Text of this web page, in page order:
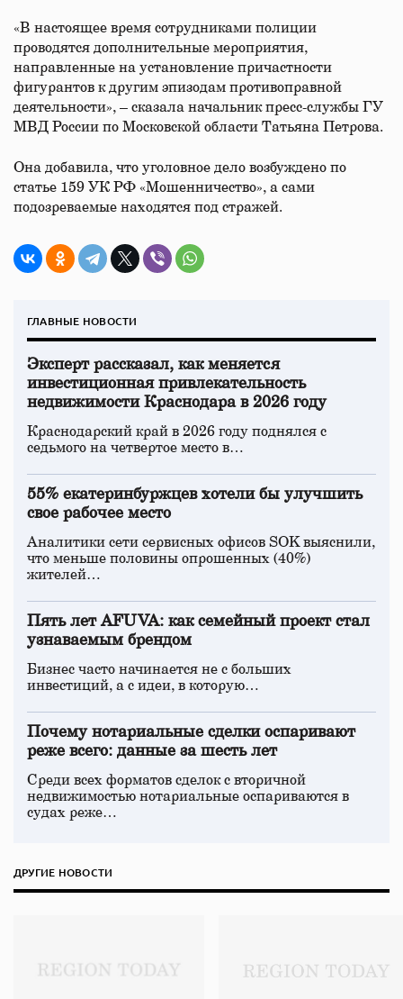
«В настоящее время сотрудниками полиции
проводятся дополнительные мероприятия,
направленные на установление причастности
фигурантов к другим эпизодам противоправной
деятельности», – сказала начальник пресс-службы ГУ
МВД России по Московской области Татьяна Петрова.
Она добавила, что уголовное дело возбуждено по
статье 159 УК РФ «Мошенничество», а сами
подозреваемые находятся под стражей.
ГЛАВНЫЕ НОВОСТИ
Эксперт рассказал, как меняется
инвестиционная привлекательность
недвижимости Краснодара в 2026 году
Краснодарский край в 2026 году поднялся с
седьмого на четвертое место в…
55% екатеринбуржцев хотели бы улучшить
свое рабочее место
Аналитики сети сервисных офисов SOK выяснили,
что меньше половины опрошенных (40%)
жителей…
Пять лет AFUVA: как семейный проект стал
узнаваемым брендом
Бизнес часто начинается не с больших
инвестиций, а с идеи, в которую…
Почему нотариальные сделки оспаривают
реже всего: данные за шесть лет
Среди всех форматов сделок с вторичной
недвижимостью нотариальные оспариваются в
судах реже…
ДРУГИЕ НОВОСТИ